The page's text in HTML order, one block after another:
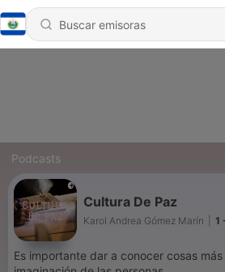
Podcasts
Cultura De Paz
Karol Andrea Gómez Marín 1
Es importante dar a conocer cosas